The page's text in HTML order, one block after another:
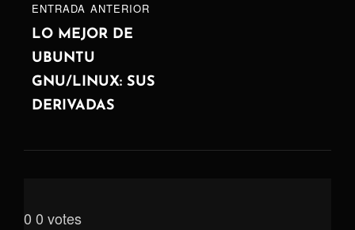
ENTRADA
ANTERIOR
ENTRADA ANTERIOR
LO MEJOR DE
UBUNTU
GNU/LINUX: SUS
DERIVADAS
0 0 votes